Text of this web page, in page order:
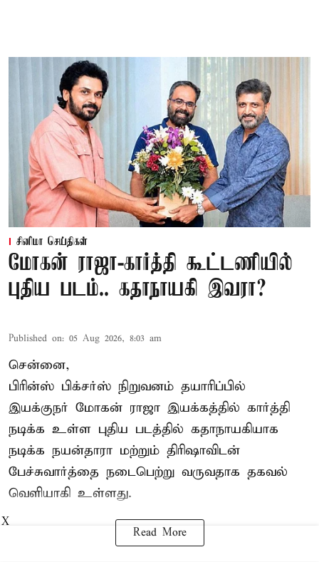
சினிமா செய்திகள்
மோகன் ராஜா-கார்த்தி கூட்டணியில்
புதிய படம்.. கதாநாயகி இவரா?
Published on: 05 Aug 2026, 8:03 am
சென்னை,
பிரின்ஸ் பிக்சர்ஸ் நிறுவனம் தயாரிப்பில்
இயக்குநர் மோகன் ராஜா இயக்கத்தில் கார்த்தி
நடிக்க உள்ள புதிய படத்தில் கதாநாயகியாக
நடிக்க நயன்தாரா மற்றும் திரிஷாவிடன்
பேச்சுவார்த்தை நடைபெற்று வருவதாக தகவல்
வெளியாகி உள்ளது.
Read More
X